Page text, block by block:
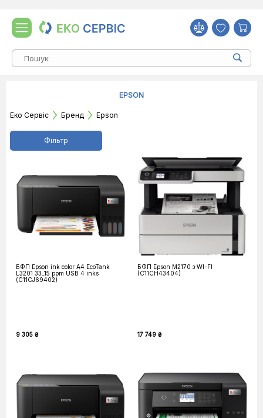
EPSON
Еко Сервіс Бренд Epson
Фільтр
БФП Epson ink color A4 EcoTank
L3201 33_15 ppm USB 4 inks
(C11CJ69402)
9 305 ₴
БФП Epson M2170 з WI-FI
(C11CH43404)
17 749 ₴